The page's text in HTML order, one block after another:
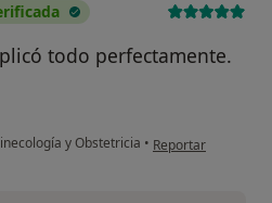
todo perfectamente.
y Obstetricia • en opinión del
Reportar